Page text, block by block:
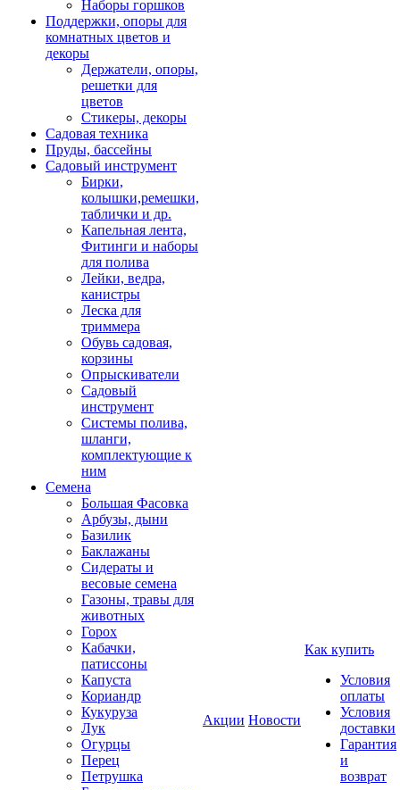
Наборы горшков
Поддержки, опоры для
комнатных цветов и
декоры
Держатели, опоры,
решетки для
цветов
Стикеры, декоры
Садовая техника
Пруды, бассейны
Садовый инструмент
Бирки,
колышки,ремешки,
таблички и др.
Капельная лента,
Фитинги и наборы
для полива
Лейки, ведра,
канистры
Леска для
триммера
Обувь садовая,
корзины
Опрыскиватели
Садовый
инструмент
Системы полива,
шланги,
комплектующие к
ним
Семена
Большая Фасовка
Арбузы, дыни
Базилик
Баклажаны
Сидераты и
весовые семена
Газоны, травы для
животных
Горох
Кабачки,
патиссоны
Капуста
Кориандр
Кукуруза
Лук
Огурцы
Перец
Петрушка
Акции Новости
Как купить
Условия
оплаты
Условия
доставки
Гарантия
и
возврат